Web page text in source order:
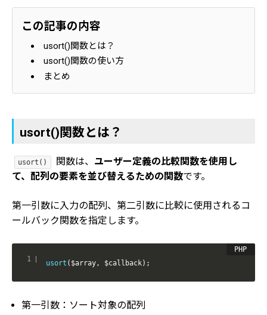
この記事の内容
usort()関数とは？
usort()関数の使い方
まとめ
usort()関数とは？
usort() 関数は、 ユーザー定義の比較関数を使用し
て、配列の要素を並び替えるための関数です。
第一引数に入力の配列、第二引数に比較に使用されるコ
ールバック関数を指定します。
usort ( $array, $callback) ;
第一引数：ソート対象の配列